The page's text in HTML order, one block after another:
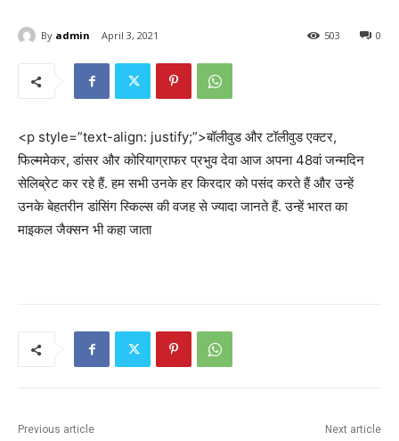
By admin April 3, 2021 0
503
<p style=”text-align: justify;”>बॉलीवुड और टॉलीवुड एक्टर,
फिल्ममेकर, डांसर और कोरियाग्राफर प्रभुव देवा आज अपना 48वां जन्मदिन
सेलिब्रेट कर रहे हैं. हम सभी उनके हर किरदार को पसंद करते हैं और उन्हें
उनके बेहतरीन डांसिंग स्किल्स की वजह से ज्यादा जानते हैं. उन्हें भारत का
माइकल जैक्सन भी कहा जाता
Previous article Next article